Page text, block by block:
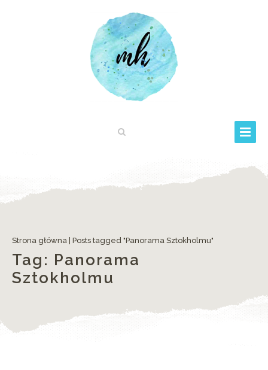
Strona główna Posts tagged "Panorama Sztokholmu"
Tag: Panorama
Sztokholmu